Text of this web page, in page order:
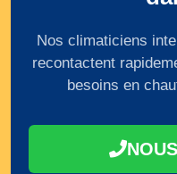
Nos climaticiens
recontactent
besoins en